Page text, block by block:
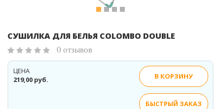
СУШИЛКА ДЛЯ БЕЛЬЯ COLOMBO DOUBLE
0 отзывов
219,00 руб.
ЦЕНА
В КОРЗИНУ
БЫСТРЫЙ ЗАКАЗ